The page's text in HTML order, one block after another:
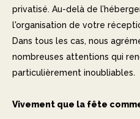
privatisé. Au-delà de
l'organisation de votre
Dans tous les cas, nous
nombreuses attentions qui
particulièrement inoubliables.
Vivement que la fête